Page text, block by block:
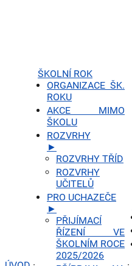
ŠKOLNÍ ROK
ORGANIZACE ŠK.
ROKU
AKCE MIMO
ŠKOLU
ROZVRHY
►
ROZVRHY TŘÍD
ROZVRHY
UČITELŮ
PRO UCHAZEČE
►
PŘIJÍMACÍ
ŘÍZENÍ VE
ŠKOLNÍM ROCE
2025/2026